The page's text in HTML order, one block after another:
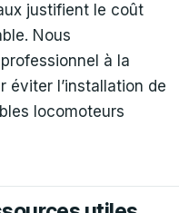
justifient le coût
Nous
à la
éviter l’installation de
locomoteurs